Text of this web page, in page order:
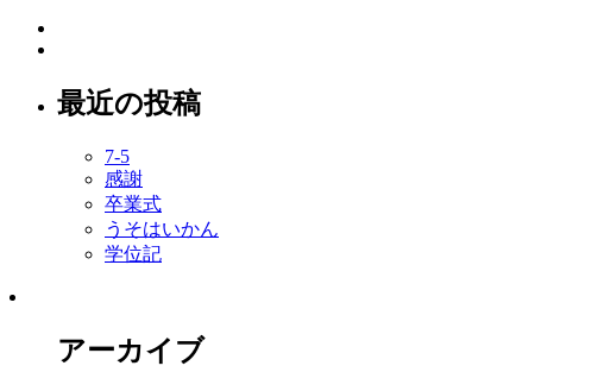
最近の投稿
7-5
感謝
卒業式
うそはいかん
学位記
アーカイブ